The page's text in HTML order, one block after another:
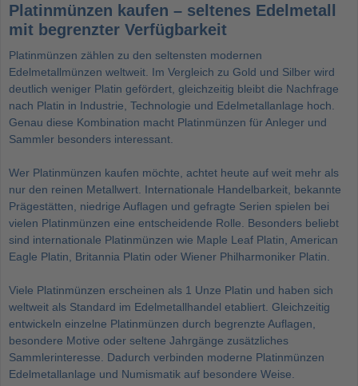
Platinmünzen kaufen – seltenes Edelmetall
mit begrenzter Verfügbarkeit
Platinmünzen zählen zu den seltensten modernen
Edelmetallmünzen weltweit. Im Vergleich zu Gold und Silber wird
deutlich weniger Platin gefördert, gleichzeitig bleibt die Nachfrage
nach Platin in Industrie, Technologie und Edelmetallanlage hoch.
Genau diese Kombination macht Platinmünzen für Anleger und
Sammler besonders interessant.
Wer Platinmünzen kaufen möchte, achtet heute auf weit mehr als
nur den reinen Metallwert. Internationale Handelbarkeit, bekannte
Prägestätten, niedrige Auflagen und gefragte Serien spielen bei
vielen Platinmünzen eine entscheidende Rolle. Besonders beliebt
sind internationale Platinmünzen wie Maple Leaf Platin, American
Eagle Platin, Britannia Platin oder Wiener Philharmoniker Platin.
Viele Platinmünzen erscheinen als 1 Unze Platin und haben sich
weltweit als Standard im Edelmetallhandel etabliert. Gleichzeitig
entwickeln einzelne Platinmünzen durch begrenzte Auflagen,
besondere Motive oder seltene Jahrgänge zusätzliches
Sammlerinteresse. Dadurch verbinden moderne Platinmünzen
Edelmetallanlage und Numismatik auf besondere Weise.